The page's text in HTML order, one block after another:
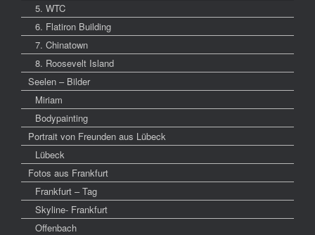
5. WTC
6. Flatiron Building
7. Chinatown
8. Roosevelt Island
Seelen – Bilder
Miriam
Bodypainting
Portrait von Freunden aus Lübeck
Lübeck
Fotos aus Frankfurt
Frankfurt – Tag
Skyline- Frankfurt
Offenbach